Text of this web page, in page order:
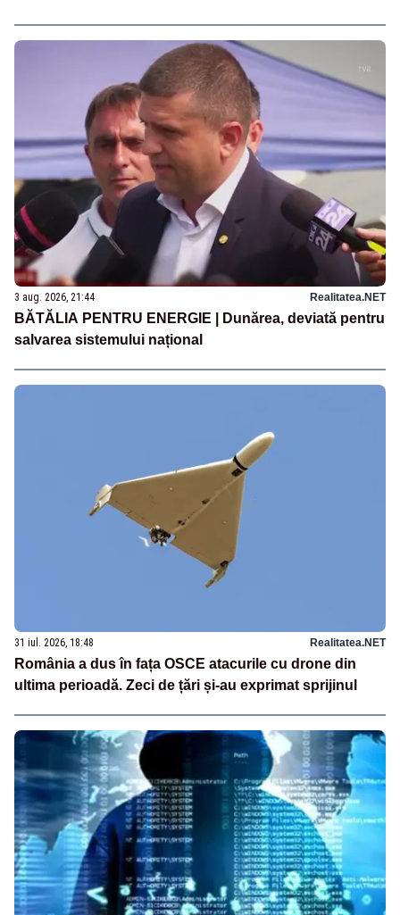
3 aug. 2026, 21:44 Realitatea.NET
BĂTĂLIA PENTRU ENERGIE | Dunărea, deviată pentru
salvarea sistemului național
31 iul. 2026, 18:48 Realitatea.NET
România a dus în fața OSCE atacurile cu drone din
ultima perioadă. Zeci de țări și-au exprimat sprijinul